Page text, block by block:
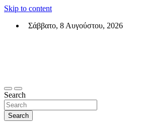
Skip to content
Σάββατο, 8 Αυγούστου, 2026
Search
Search